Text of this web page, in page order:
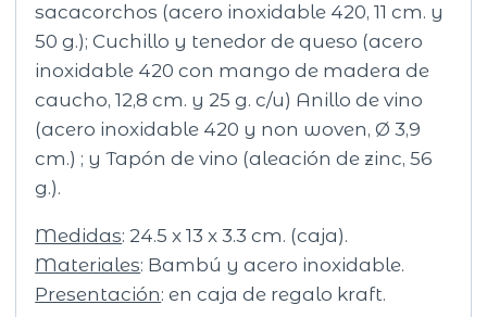
sacacorchos (acero inoxidable 420, 11 cm. y
50 g.); Cuchillo y tenedor de queso (acero
inoxidable 420 con mango de madera de
caucho, 12,8 cm. y 25 g. c/u) Anillo de vino
(acero inoxidable 420 y non woven, Ø 3,9
cm.) ; y Tapón de vino (aleación de zinc, 56
g.).
Medidas: 24.5 x 13 x 3.3 cm. (caja).
Materiales: Bambú y acero inoxidable.
Presentación: en caja de regalo kraft.